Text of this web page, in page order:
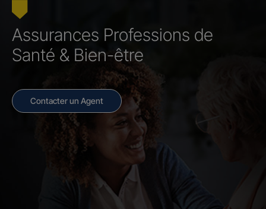
Assurances Professions de
Santé & Bien-être
Contacter un Agent